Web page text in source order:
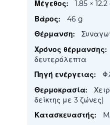
Περισσότερες1.85 ×
46 g
δευτερόλεπτα
δείκτης με 3 ζώνες)